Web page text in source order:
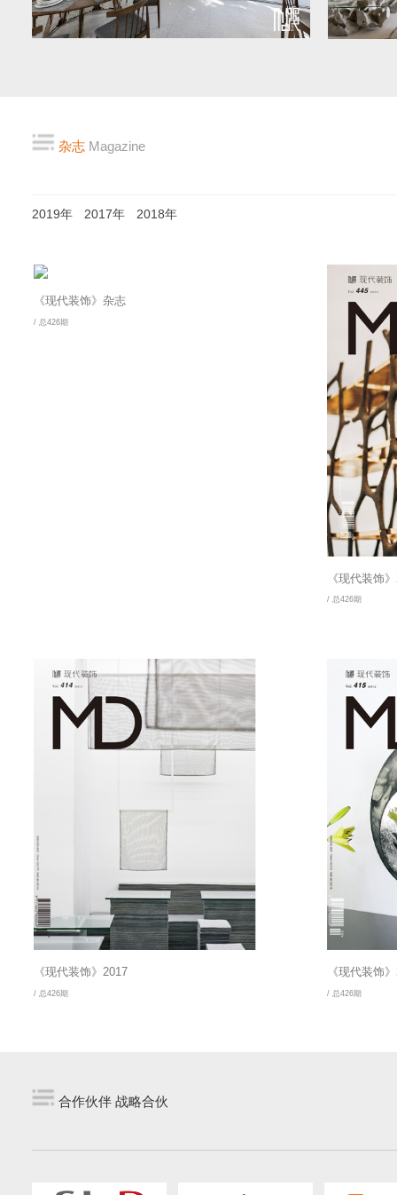
杂志Magazine
2019年 2017年 2018年
《现代装饰》杂志
/ 总426期
《现代装饰
/ 总426期
《现代装饰》2017
/ 总426期
《现代装饰
/ 总426期
合作伙伴 战略合伙